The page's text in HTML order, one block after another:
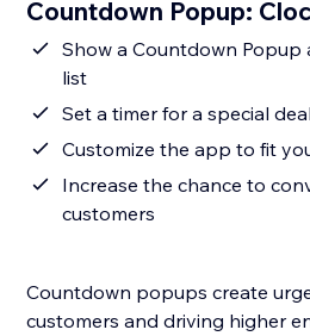
Countdown Popup:
Show a Countdown Popup
list
Set a timer for a special
Customize the app to fit
Increase the chance to
customers
Countdown popups create
customers and driving higher